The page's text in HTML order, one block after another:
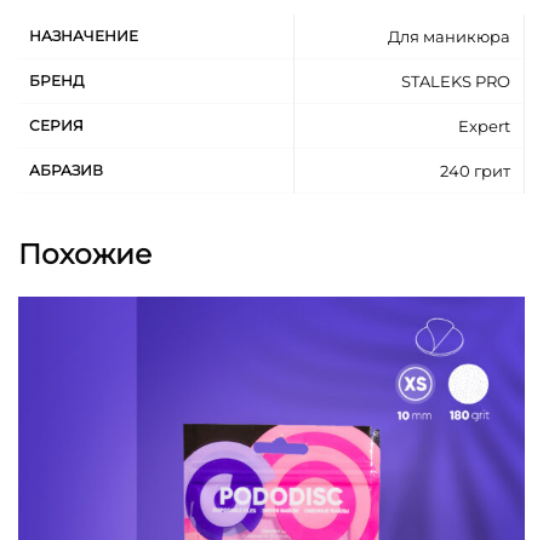
Специальная клипса для удобного деления
абразивной ленты.
SPBE-20s.
Для одноразового применения.
НАЗНАЧЕНИЕ Для маникюра
БРЕНД STALEKS PRO
СЕРИЯ Expert
АБРАЗИВ 240 грит
Похожие